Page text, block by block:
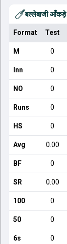
बल्लेबाजी आँकड़े
Format Test
M 0
Inn 0
NO 0
Runs 0
HS 0
Avg 0.00
BF 0
SR 0.00
100 0
50 0
6s 0